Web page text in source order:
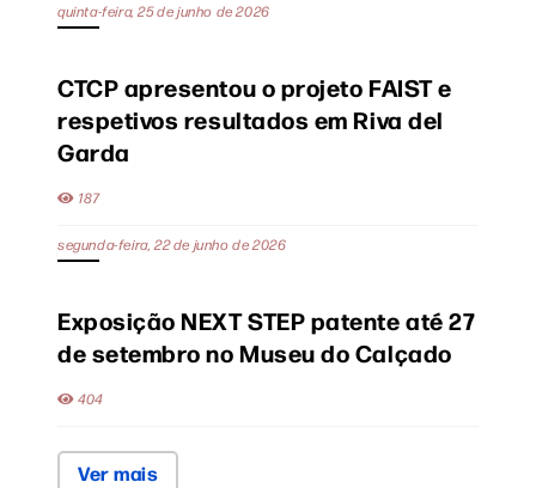
quinta-feira, 25 de junho de 2026
CTCP apresentou o projeto FAIST e
respetivos resultados em Riva del
Garda
187
segunda-feira, 22 de junho de 2026
Exposição NEXT STEP patente até 27
de setembro no Museu do Calçado
404
Ver mais